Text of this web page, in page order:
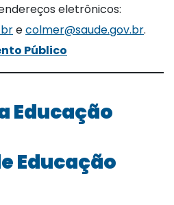
eletrônicos:
ecolmer@saude.gov.br.
Público
Educação
Educação